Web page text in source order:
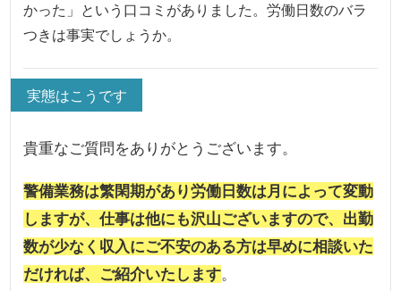
かった」という口コミがありました。労働日数のバラ
つきは事実でしょうか。
実態はこうです
貴重なご質問をありがとうございます。
警備業務は繁閑期があり労働日数は月によって変動
しますが、仕事は他にも沢山ございますので、出勤
数が少なく収入にご不安のある方は早めに相談いた
だければ、ご紹介いたします。